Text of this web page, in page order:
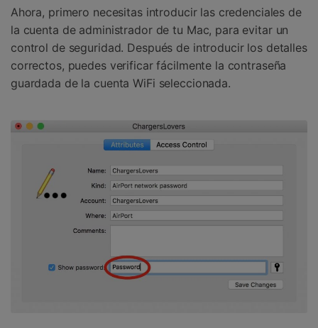
󠀰Ahora, primero necesitas introducir las credenciales de
la cuenta de administrador de tu Mac, para evitar un
control de seguridad.󠀲󠀩󠀥󠀦󠀨󠀣󠀩󠀦󠀳󠀰 Después de introducir los detalles
correctos, puedes verificar fácilmente la contraseña
guardada de la cuenta WiFi seleccionada.